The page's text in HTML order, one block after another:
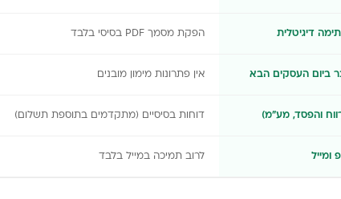
דיגיטלית הפקת מסמך PDF בסיסי בלבד
ביום העסקים הבא אין פתרונות מימון מובנים
והפסד, מע"מ) דוחות בסיסיים (מתקדמים בתוספת תשלום)
ומייל לרוב תמיכה במייל בלבד